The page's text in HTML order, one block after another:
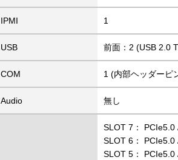
IPMI 1
USB 前面：2 (USB 2.0
COM 1 (内部ヘッダーピ
Audio 無し
SLOT 7： PCIe5.0
SLOT 6： PCIe5.0
SLOT 5： PCIe5.0